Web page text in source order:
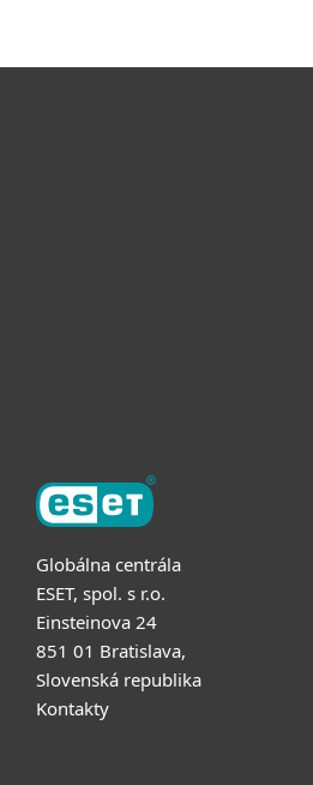
Globálna centrála
ESET, spol. s r.o.
Einsteinova 24
851 01 Bratislava,
Slovenská republika
Kontakty